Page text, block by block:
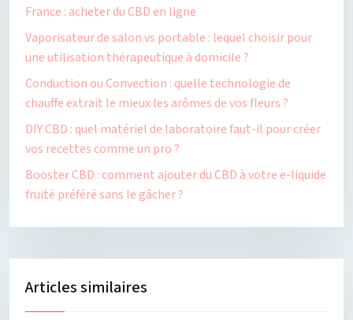
France : acheter du CBD en ligne
Vaporisateur de salon vs portable : lequel choisir pour
une utilisation thérapeutique à domicile ?
Conduction ou Convection : quelle technologie de
chauffe extrait le mieux les arômes de vos fleurs ?
DIY CBD : quel matériel de laboratoire faut-il pour créer
vos recettes comme un pro ?
Booster CBD : comment ajouter du CBD à votre e-liquide
fruité préféré sans le gâcher ?
Articles similaires